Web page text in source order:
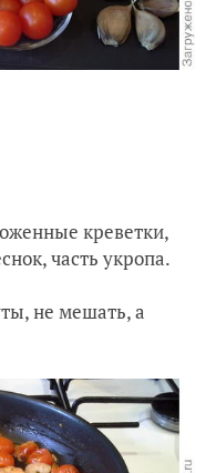
креветки,
часть укропа.
не мешать, а